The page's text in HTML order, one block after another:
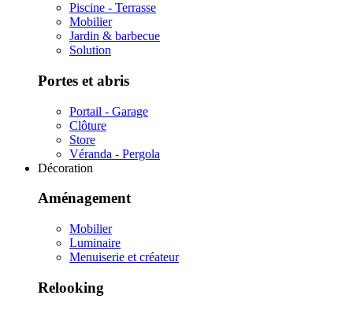
Piscine - Terrasse
Mobilier
Jardin & barbecue
Solution
Portes et abris
Portail - Garage
Clôture
Store
Véranda - Pergola
Décoration
Aménagement
Mobilier
Luminaire
Menuiserie et créateur
Relooking